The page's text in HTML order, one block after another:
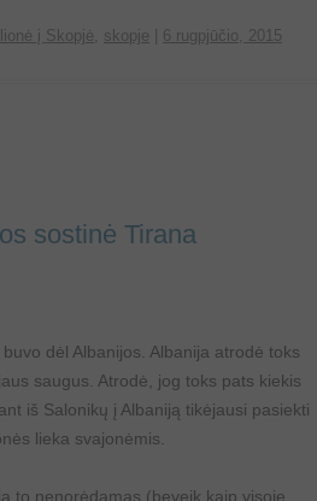
į Skopjė skopje 6 rugpjūčio, 2015
sostinė Tirana
dėl Albanijos. Albanija atrodė toks
saugus. Atrodė, jog toks pats kiekis
iš Salonikų į Albaniją tikėjausi pasiekti
lieka svajonėmis.
to nenorėdamas (beveik kaip visoje